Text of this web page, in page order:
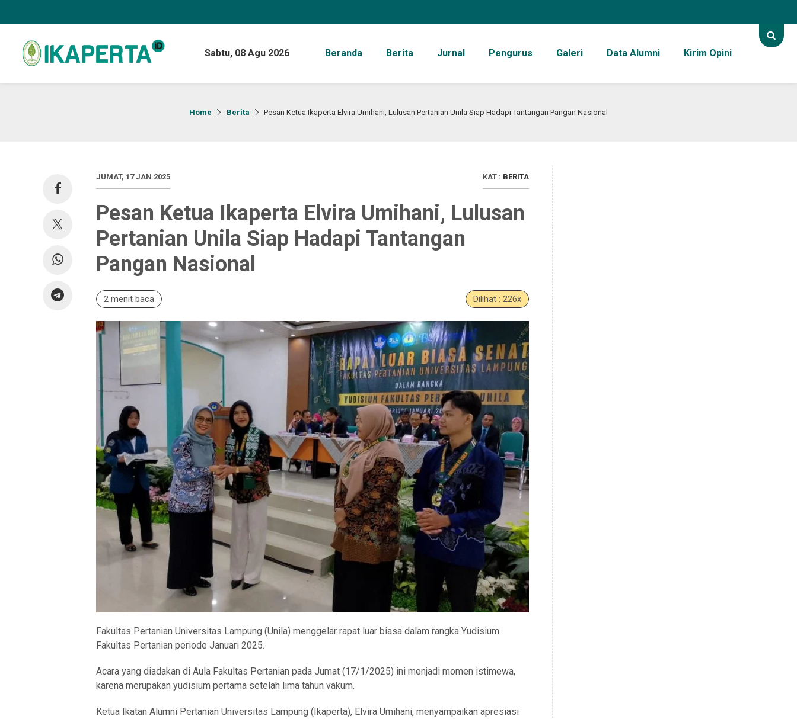
Sabtu, 08 Agu 2026 Beranda Berita Jurnal Pengurus Galeri Data Alumni Kirim Opini
Home Berita Pesan Ketua Ikaperta Elvira Umihani, Lulusan Pertanian Unila Siap Hadapi Tantangan Pangan Nasional
JUMAT, 17 JAN 2025 KAT : BERITA
Pesan Ketua Ikaperta Elvira Umihani, Lulusan
Pertanian Unila Siap Hadapi Tantangan
Pangan Nasional
2 menit baca Dilihat : 226x
Fakultas Pertanian Universitas Lampung (Unila) menggelar rapat luar biasa dalam rangka Yudisium
Fakultas Pertanian periode Januari 2025.
Acara yang diadakan di Aula Fakultas Pertanian pada Jumat (17/1/2025) ini menjadi momen istimewa,
karena merupakan yudisium pertama setelah lima tahun vakum.
Ketua Ikatan Alumni Pertanian Universitas Lampung (Ikaperta), Elvira Umihani, menyampaikan apresiasi